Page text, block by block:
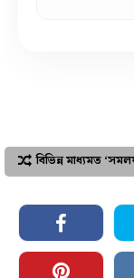
বিভিন্ন মাধ্যমত